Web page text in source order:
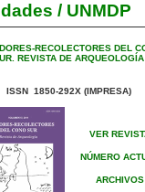
/ UNMDP
RECOLECTORES DEL
REVISTA DE ARQUEOLOGÍA
ISSN 1850-292X (IMPRESA)
VER
NÚMERO
ARCHIVOS